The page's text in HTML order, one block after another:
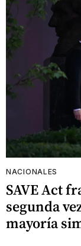
NACIONALES
SAVE Act
segunda
mayoría